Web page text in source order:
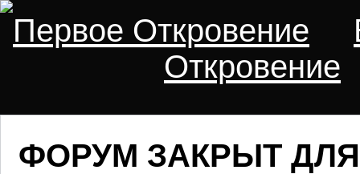
Первое Откровение
Откровение
ФОРУМ ЗАКРЫТ